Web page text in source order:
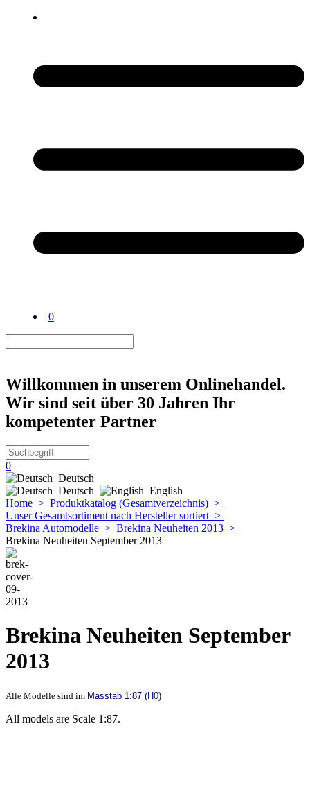
0
Willkommen in unserem Onlinehandel.
Wir sind seit über 30 Jahren Ihr
kompetenter Partner
0
Deutsch
Deutsch
English
Home > Produktkatalog (Gesamtverzeichnis) >
Unser Gesamtsortiment nach Hersteller sortiert >
Brekina Automodelle > Brekina Neuheiten 2013 >
Brekina Neuheiten September 2013
Brekina Neuheiten September
2013
Alle Modelle sind im Masstab 1:87 (H0)
All models are Scale 1:87.